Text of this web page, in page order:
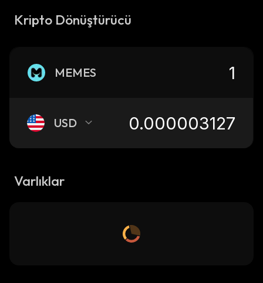
Kripto Dönüştürücü
MEMES
USD
Varlıklar